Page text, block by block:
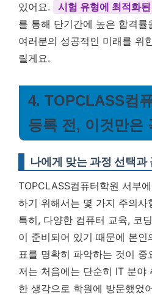
있어요.
시험 유형에 최적화
를 통해 단기간에 높은 합격률
여러분의 성공적인 미래를 위
릴게요.
4. TOPCLASS컴
등록 전, 이것만은
나에게 맞는 과정 선택과
TOPCLASS컴퓨터학원 서부
하기 위해서는 몇 가지 주의사
특히, 다양한 컴퓨터 교육, 코
이 준비되어 있기 때문에 본
표를 명확히 파악하는 것이 중
저는 처음에는 단순히 IT 분야
한 생각으로 학원에 방문했었